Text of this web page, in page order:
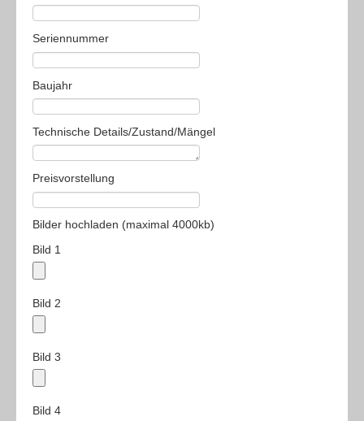
Seriennummer
Baujahr
Technische Details/Zustand/Mängel
Preisvorstellung
Bilder hochladen (maximal 4000kb)
Bild 1
Bild 2
Bild 3
Bild 4